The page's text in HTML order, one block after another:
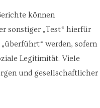
können
sonstiger „Test“ hierfür
werden, sofern
Legitimität. Viele
und gesellschaftlicher